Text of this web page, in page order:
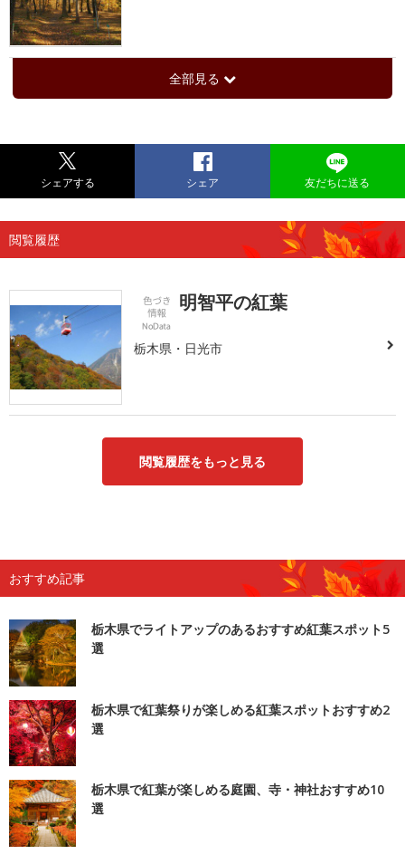
全部見る
シェアする シェア 友だちに送る
閲覧履歴
明智平の紅葉
栃木県・日光市
閲覧履歴をもっと見る
おすすめ記事
栃木県でライトアップのあるおすすめ紅葉スポット5
選
栃木県で紅葉祭りが楽しめる紅葉スポットおすすめ2
選
栃木県で紅葉が楽しめる庭園、寺・神社おすすめ10
選